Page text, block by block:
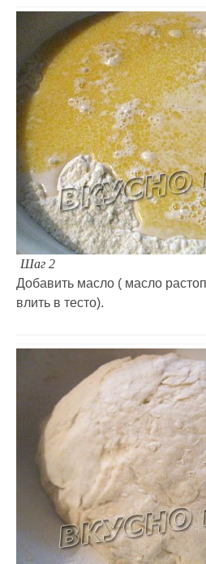
Шаг 2
Добавить масло ( масло
влить в тесто).